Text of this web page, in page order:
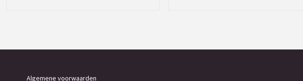
Algemene voorwaarden